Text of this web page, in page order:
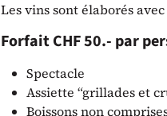
Les vins sont élaborés
Forfait CHF 50.- par
Spectacle
Assiette “grillades et
Boissons non